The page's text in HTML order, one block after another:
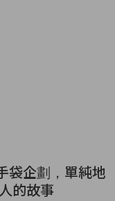
袋企劃，單純地
的故事